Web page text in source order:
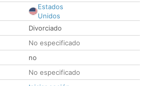
Estados
Unidos
Divorciado
No especificado
no
No especificado